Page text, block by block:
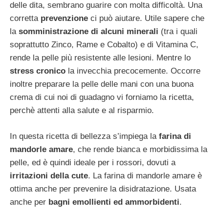
delle dita, sembrano guarire con molta difficoltà. Una
corretta prevenzione ci può aiutare. Utile sapere che
la somministrazione di alcuni minerali (tra i quali
soprattutto Zinco, Rame e Cobalto) e di Vitamina C,
rende la pelle più resistente alle lesioni. Mentre lo
stress cronico la invecchia precocemente. Occorre
inoltre preparare la pelle delle mani con una buona
crema di cui noi di guadagno vi forniamo la ricetta,
perchè attenti alla salute e al risparmio.
In questa ricetta di bellezza s’impiega la farina di
mandorle amare, che rende bianca e morbidissima la
pelle, ed è quindi ideale per i rossori, dovuti a
irritazioni della cute. La farina di mandorle amare è
ottima anche per prevenire la disidratazione. Usata
anche per bagni emollienti ed ammorbidenti.